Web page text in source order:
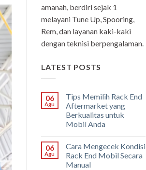
amanah, berdiri sejak 1
melayani Tune Up, Spooring,
Rem, dan layanan kaki-kaki
dengan teknisi berpengalaman.
LATEST POSTS
06
Agu
Tips Memilih Rack End
Aftermarket yang
Berkualitas untuk
Mobil Anda
06
Agu
Cara Mengecek Kondisi
Rack End Mobil Secara
Manual